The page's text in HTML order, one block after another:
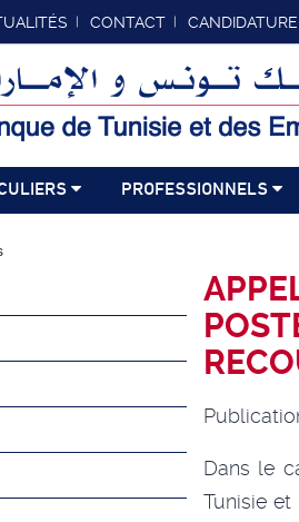
CONTACT CANDIDATURE
PROFESSIONNELS
Dans le
Tunisie